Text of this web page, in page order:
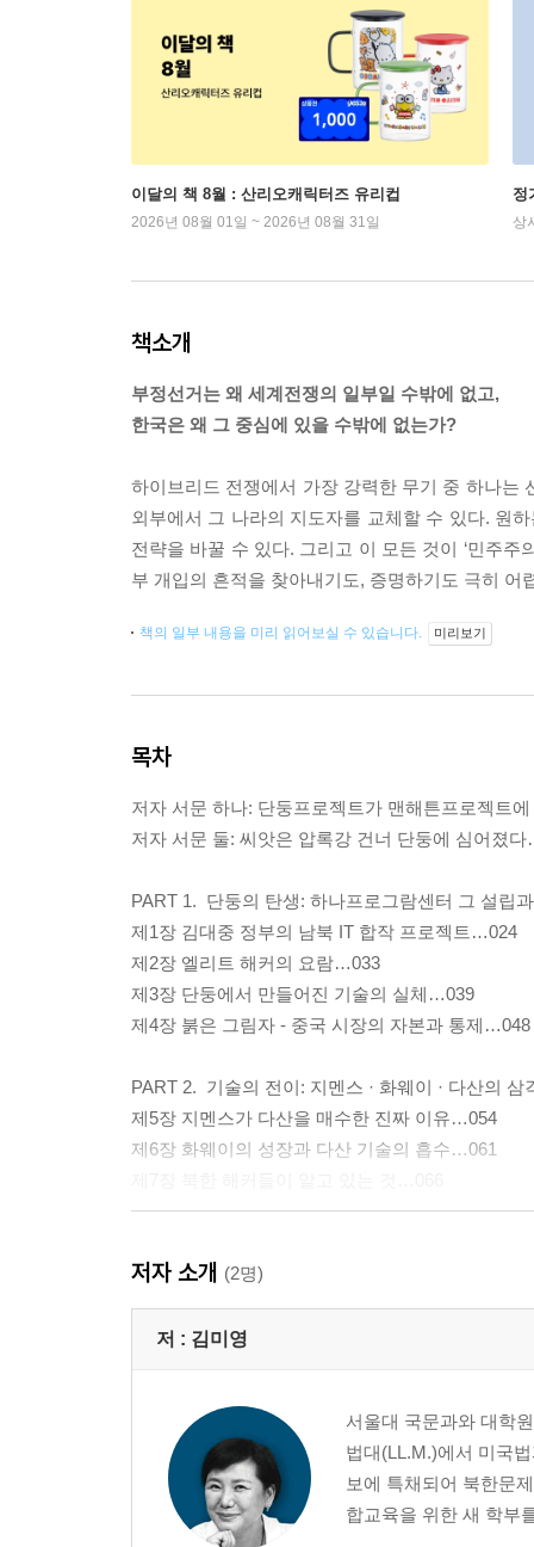
이달의 책 8월 : 산리오캐릭터즈 유리컵
2026년 08월 01일 ~ 2026년 08월 31일
정
상
책소개
부정선거는 왜 세계전쟁의 일부일 수밖에 없고,
한국은 왜 그 중심에 있을 수밖에 없는가?
하이브리드 전쟁에서 가장 강력한 무기 중 하나는
외부에서 그 나라의 지도자를 교체할 수 있다. 원
전략을 바꿀 수 있다. 그리고 이 모든 것이 ‘민주
부 개입의 흔적을 찾아내기도, 증명하기도 극히
책의 일부 내용을 미리 읽어보실 수 있습니다. 미리보기
목차
저자 서문 하나: 단둥프로젝트가 맨해튼프로젝트
저자 서문 둘: 씨앗은 압록강 건너 단둥에 심어졌
PART 1. 단둥의 탄생: 하나프로그람센터 그 설립
제1장 김대중 정부의 남북 IT 합작 프로젝트…024
제2장 엘리트 해커의 요람…033
제3장 단둥에서 만들어진 기술의 실체…039
제4장 붉은 그림자 - 중국 시장의 자본과 통제…048
PART 2. 기술의 전이: 지멘스 · 화웨이 · 다산의 삼
제5장 지멘스가 다산을 매수한 진짜 이유…054
제6장 화웨이의 성장과 다산 기술의 흡수…061
제8장 화웨이가 한국 선거망에 들어온 경로…076
제9장 김용희의 선거 혁명: 사전투표제의 탄생과
제10장 다산네트웍스: 화웨이와 선관위를 잇는 연
PART 4. 해킹의 완성: 김수키(Kimsuky)의 탄생
제13장 하나프로그람센터에서 사이버 부대로…116
제14장 카스퍼스키(Kaspersky)가 발견한 기술적
저자 소개 (2명)
저 : 김미영
서울대 국문과와 대학
법대(LL.M.)에서 미국
보에 특채되어 북한문
합교육을 위한 새 학부